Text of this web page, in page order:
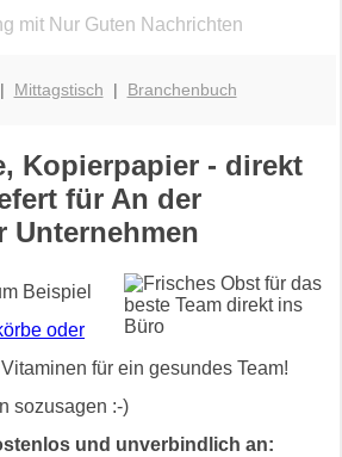
mit Nur Guten Nachrichten
| Mittagstisch | Branchenbuch
Kopierpapier - direkt
für An der
Unternehmen
Beispiel
oder
für ein gesundes Team!
sozusagen :-)
und unverbindlich an: